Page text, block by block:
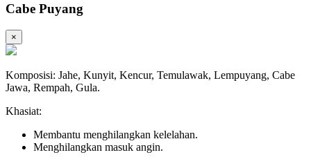
Cabe Puyang
×
Komposisi: Jahe, Kunyit, Kencur, Temulawak, Lempuyang, Cabe
Jawa, Rempah, Gula.
Khasiat:
Membantu menghilangkan kelelahan.
Menghilangkan masuk angin.